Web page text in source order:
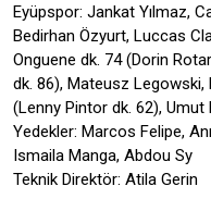
Eyüpspor: Jankat Yılmaz,
Bedirhan Özyurt, Luccas
Onguene dk. 74 (Dorin
dk. 86), Mateusz
(Lenny Pintor dk. 62), Umut
Yedekler: Marcos Felipe,
Ismaila Manga, Abdou Sy
Teknik Direktör: Atila Gerin